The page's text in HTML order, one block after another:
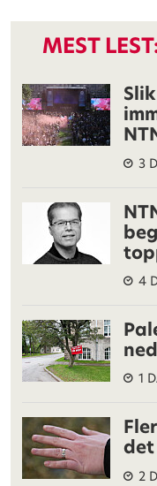
MEST
3
4
1
2